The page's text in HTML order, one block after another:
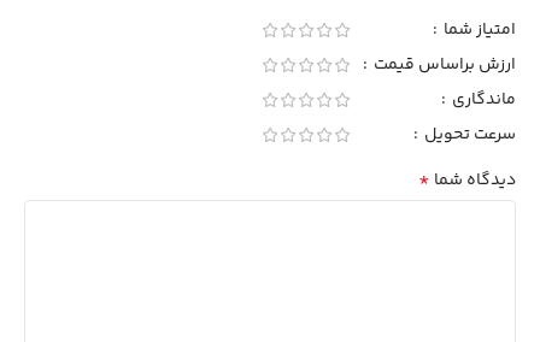
امتیاز شما
ارزش براساس قیمت
ماندگاری
سرعت تحویل
دیدگاه شما *